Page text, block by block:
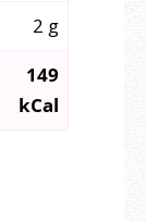
2 g
149
kCal